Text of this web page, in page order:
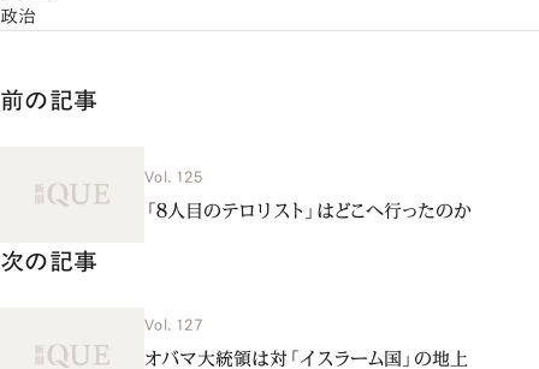
政治
前の記事
Vol. 125
「８人目のテロリスト」はどこへ行ったのか
次の記事
Vol. 127
オバマ大統領は対「イスラーム国」の地上